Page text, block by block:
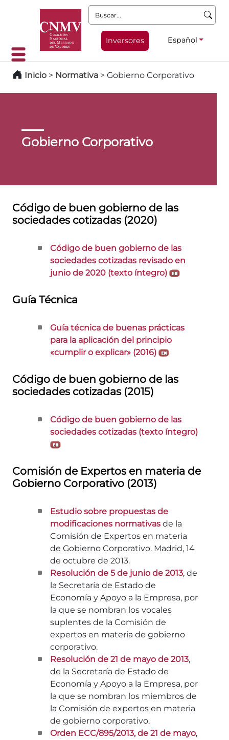
Buscar:
Inversores Español
Inicio > Normativa > Gobierno Corporativo
Gobierno Corporativo
Código de buen gobierno de las
sociedades cotizadas (2020)
Código de buen gobierno de las
sociedades cotizadas revisado en
junio de 2020 (texto íntegro)
Guía Técnica
Guía técnica de buenas prácticas
para la aplicación del principio
«cumplir o explicar» (2016)
Código de buen gobierno de las
sociedades cotizadas (2015)
Código de buen gobierno de las
sociedades cotizadas (texto íntegro)
Comisión de Expertos en materia de
Gobierno Corporativo (2013)
Estudio sobre propuestas de
modificaciones normativas de la
Comisión de Expertos en materia
de Gobierno Corporativo. Madrid, 14
de octubre de 2013.
Resolución de 5 de junio de 2013, de
la Secretaría de Estado de
Economía y Apoyo a la Empresa, por
la que se nombran los vocales
suplentes de la Comisión de
expertos en materia de gobierno
corporativo.
Resolución de 21 de mayo de 2013,
de la Secretaría de Estado de
Economía y Apoyo a la Empresa, por
la que se nombran los miembros de
la Comisión de expertos en materia
de gobierno corporativo.
Orden ECC/895/2013, de 21 de mayo,